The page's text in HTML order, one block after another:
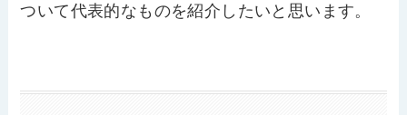
ついて代表的なものを紹介したいと思います。